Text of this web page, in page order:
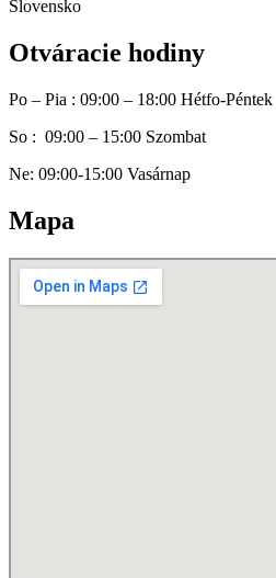
Slovensko
Otváracie hodiny
Po – Pia : 09:00 – 18:00 Hétfo-Péntek
So : 09:00 – 15:00 Szombat
Ne: 09:00-15:00 Vasárnap
Mapa